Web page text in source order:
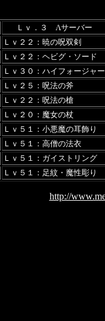
Ｌｖ．３ Λサーバー
Ｌｖ２２：暁の呪双剣
Ｌｖ２２：ヘビグ・ソード
Ｌｖ３０：ハイフォージャー
Ｌｖ２５：呪法の斧
Ｌｖ２２：呪法の槍
Ｌｖ２０：魔女の杖
Ｌｖ５１：小悪魔の耳飾り
Ｌｖ５１：高僧の法衣
Ｌｖ５１：ガイストリング
Ｌｖ５１：足紋・魔性彫り
http://